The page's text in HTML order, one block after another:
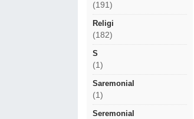
(191)
Religi
(182)
S
(1)
Saremonial
(1)
Seremonial